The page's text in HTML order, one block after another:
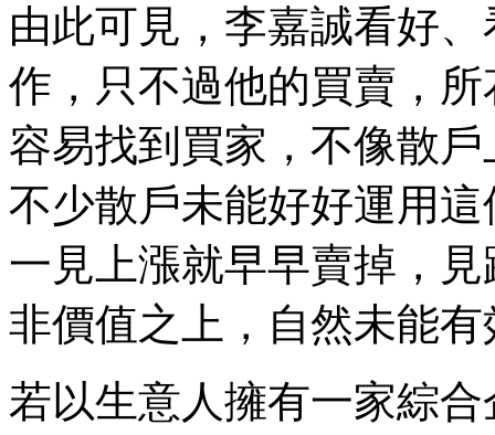
由此可見，李嘉誠看好
作，只不過他的買賣，
容易找到買家，不像散
不少散戶未能好好運用
一見上漲就早早賣掉，
非價值之上，自然未能
若以生意人擁有一家綜